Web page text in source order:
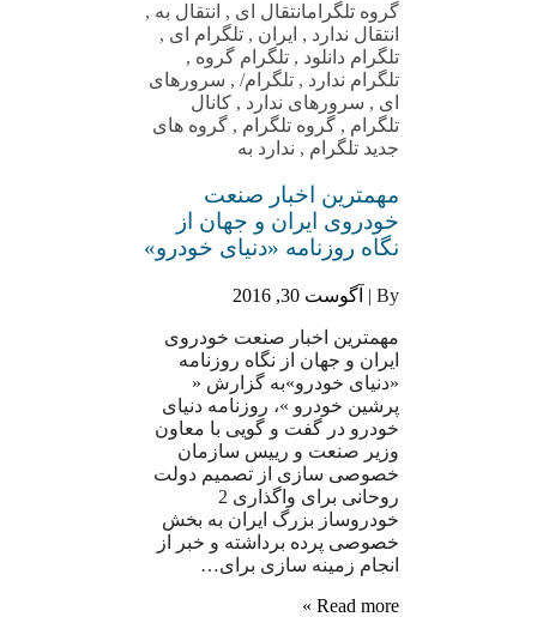
گروه تلگرامانتقال ای , انتقال به ,
انتقال ندارد , ایران , تلگرام ای ,
تلگرام دانلود , تلگرام گروه ,
تلگرام ندارد , تلگرام/, سرورهای
ای , سرورهای ندارد , کانال
تلگرام , گروه تلگرام , گروه های
جدید تلگرام , ندارد به
مهمترین اخبار صنعت
خودروی ایران و جهان از
نگاه روزنامه «دنیای خودرو»
By | آگوست 30, 2016
مهمترین اخبار صنعت خودروی
ایران و جهان از نگاه روزنامه
«دنیای خودرو»به گزارش «
پرشین خودرو »، روزنامه دنیای
خودرو در گفت و گویی با معاون
وزیر صنعت و رییس سازمان
خصوصی سازی از تصمیم دولت
روحانی برای واگذاری 2
خودروساز بزرگ ایران به بخش
خصوصی پرده برداشته و خبر از
انجام زمینه سازی برای…
Read more »